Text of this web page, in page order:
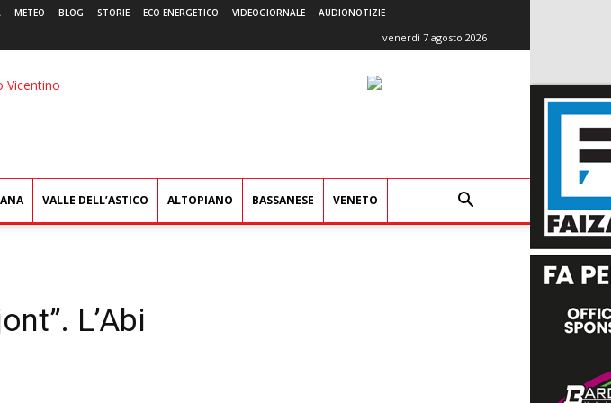
METEO BLOG STORIE ECO ENERGETICO VIDEOGIORNALE AUDIONOTIZIE
venerdì 7 agosto 2026
L'Eco
VALLE DELL’ASTICO ALTOPIANO BASSANESE VENETO
L’Abi